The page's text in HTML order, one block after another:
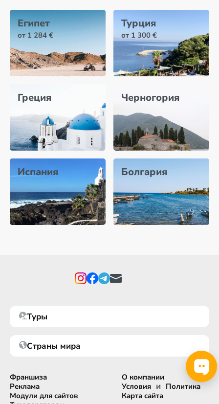
Египет
от 1 284 €
Турция
от 1 300 €
Греция Черногория
Испания Болгария
Туры
Страны мира
Франшиза
Реклама
Модули для сайтов
О компании
Условия и Политика
Карта сайта